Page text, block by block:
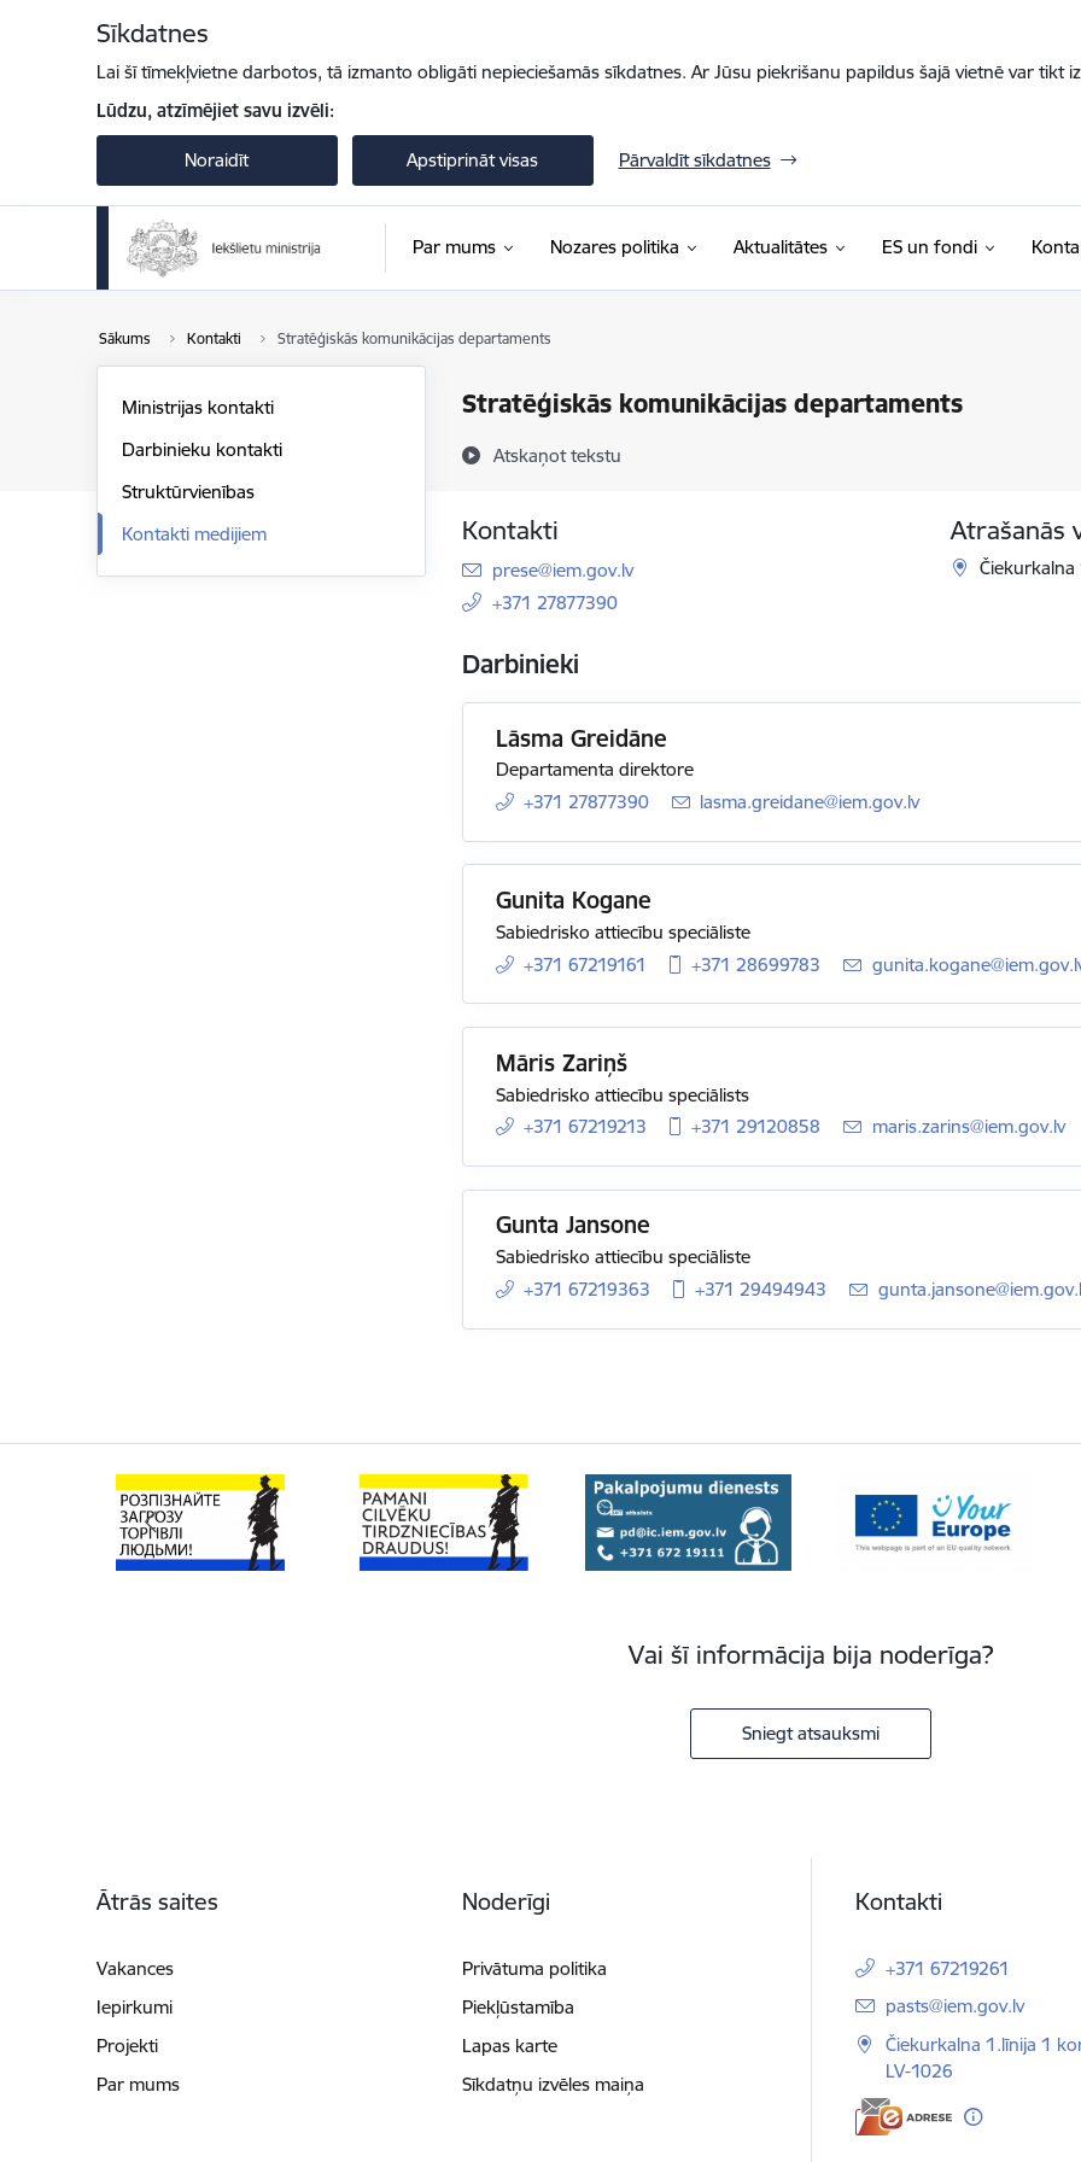
Sīkdatnes
Lai šī tīmekļvietne darbotos, tā izmanto obligāti nepieciešamās sīkdatnes. Ar Jūsu piekrišanu papildus šajā vietnē var tikt
Lūdzu, atzīmējiet savu izvēli:
Noraidīt Apstiprināt visas Pārvaldīt sīkdatnes
Par mums Nozares politika Aktualitātes ES un fondi
Sākums Kontakti Stratēģiskās komunikācijas departaments
Stratēģiskās komunikācijas departaments
Atskaņot tekstu
Ministrijas kontakti
Darbinieku kontakti
Struktūrvienības
Kontakti medijiem
Kontakti
E-pasts:
prese@iem.gov.lv
+371 27877390
Atrašanās
Darbinieki
Lāsma Greidāne
Departamenta direktore
+371 27877390
E-pasts:
lasma.greidane@iem.gov.lv
Gunita Kogane
Sabiedrisko attiecību speciāliste
+371 67219161
+371 28699783 E-pasts:
Māris Zariņš
Sabiedrisko attiecību speciālists
+371 67219213
+371 29120858 E-pasts:
maris.zarins@iem.gov.lv
Gunta Jansone
Sabiedrisko attiecību speciāliste
+371 67219363
+371 29494943 E-pasts:
Vai šī informācija bija noderīga?
Sniegt atsauksmi
Ātrās saites
Vakances
Iepirkumi
Projekti
Par mums
Noderīgi
Privātuma politika
Piekļūstamība
Lapas karte
Sīkdatņu izvēles maiņa
Kontakti
+371 67219261
E-pasts:
pasts@iem.gov.lv
Čiekurkalna 1.līnija 1
LV-1026